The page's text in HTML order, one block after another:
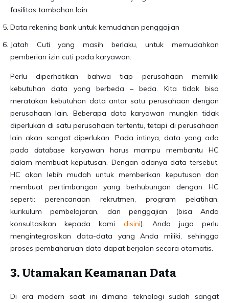
fasilitas tambahan lain.
Data rekening bank untuk kemudahan penggajian
Jatah Cuti yang masih berlaku, untuk memudahkan
pemberian izin cuti pada karyawan.
Perlu diperhatikan bahwa tiap perusahaan memiliki
kebutuhan data yang berbeda – beda. Kita tidak bisa
meratakan kebutuhan data antar satu perusahaan dengan
perusahaan lain. Beberapa data karyawan mungkin tidak
diperlukan di satu perusahaan tertentu, tetapi di perusahaan
lain akan sangat diperlukan. Pada intinya, data yang ada
pada database karyawan harus mampu membantu HC
dalam membuat keputusan. Dengan adanya data tersebut,
HC akan lebih mudah untuk memberikan keputusan dan
membuat pertimbangan yang berhubungan dengan HC
seperti: perencanaan rekrutmen, program pelatihan,
kurikulum pembelajaran, dan penggajian (bisa Anda
konsultasikan kepada kami disini). Anda juga perlu
mengintegrasikan data-data yang Anda miliki, sehingga
proses pembaharuan data dapat berjalan secara otomatis.
3. Utamakan Keamanan Data
Di era modern saat ini dimana teknologi sudah sangat